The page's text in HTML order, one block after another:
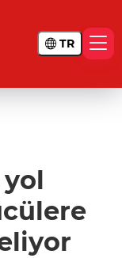
TR